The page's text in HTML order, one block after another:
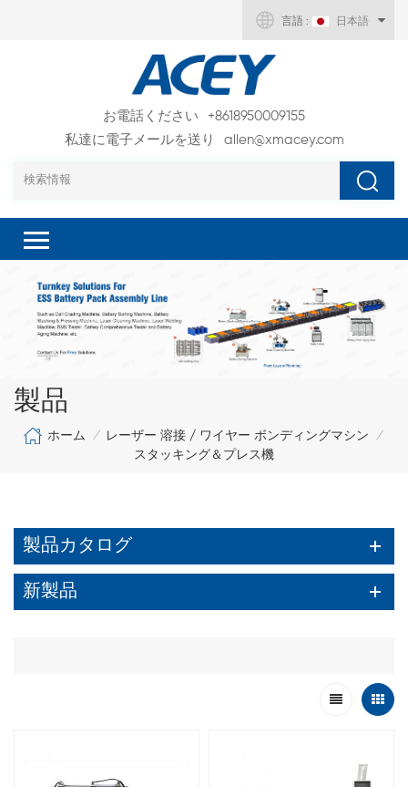
言語 : 日本語
お電話ください
+8618950009155
私達に電子メールを送り
allen@xmacey.com
製品
ホーム / レーザー 溶接 / ワイヤー ボンディングマシン /
スタッキング＆プレス機
製品カタログ
新製品